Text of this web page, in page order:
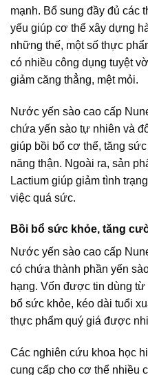
mạnh. Bổ sung đầy đủ các
yếu giúp cơ thể xây dựng
những thế, một số thực
có nhiều công dụng tuyệt
giảm căng thẳng, mệt mỏi.
Nước yến sào cao cấp
chứa yến sào tự nhiên và
giúp bồi bổ cơ thể, tăng
năng thận. Ngoài ra, sản
Lactium giúp giảm tình
việc quá sức.
Bồi bổ sức khỏe, tăng
Nước yến sào cao cấp
có chứa thành phần yến
hạng. Vốn được tin dùng
bổ sức khỏe, kéo dài tuổi
thực phẩm quý giá được
Các nghiên cứu khoa học
cung cấp cho cơ thể nhiều